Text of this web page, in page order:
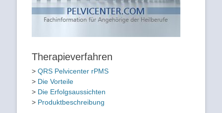
Therapieverfahren
> QRS Pelvicenter rPMS
> Die Vorteile
> Die Erfolgsaussichten
> Produktbeschreibung